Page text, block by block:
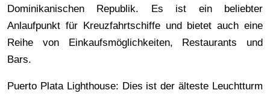
Dominikanischen Republik. Es ist ein beliebter
Anlaufpunkt für Kreuzfahrtschiffe und bietet auch eine
Reihe von Einkaufsmöglichkeiten, Restaurants und
Bars.
Puerto Plata Lighthouse: Dies ist der älteste Leuchtturm